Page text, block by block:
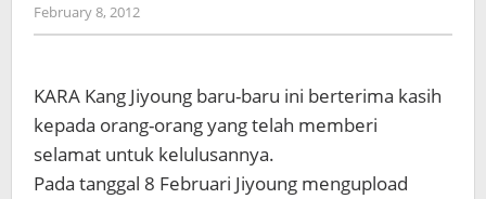
February 8, 2012by
Koreanindo
KARA Kang Jiyoung baru-baru ini berterima kasih
kepada orang-orang yang telah memberi
selamat untuk kelulusannya.
Pada tanggal 8 Februari Jiyoung mengupload